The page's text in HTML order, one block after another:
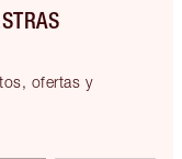
ofertas y